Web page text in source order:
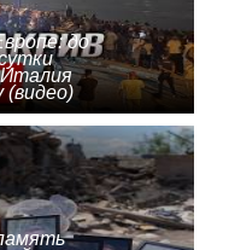
до
Италия
(видео)